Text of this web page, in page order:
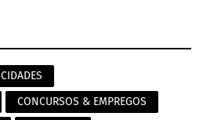
CIDADES
CONCURSOS & EMPREGOS